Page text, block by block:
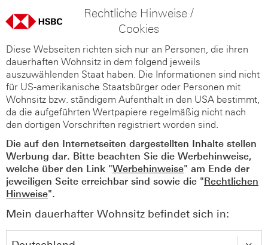
Rechtliche Hinweise /
Cookies
Diese Webseiten richten sich nur an Personen, die ihren
dauerhaften Wohnsitz in dem folgend jeweils
auszuwählenden Staat haben. Die Informationen sind nicht
für US-amerikanische Staatsbürger oder Personen mit
Wohnsitz bzw. ständigem Aufenthalt in den USA bestimmt,
da die aufgeführten Wertpapiere regelmäßig nicht nach
den dortigen Vorschriften registriert worden sind.
Die auf den Internetseiten dargestellten Inhalte stellen
Werbung dar. Bitte beachten Sie die Werbehinweise,
welche über den Link "Werbehinweise" am Ende der
jeweiligen Seite erreichbar sind sowie die "Rechtlichen
Hinweise".
Mein dauerhafter Wohnsitz befindet sich in: